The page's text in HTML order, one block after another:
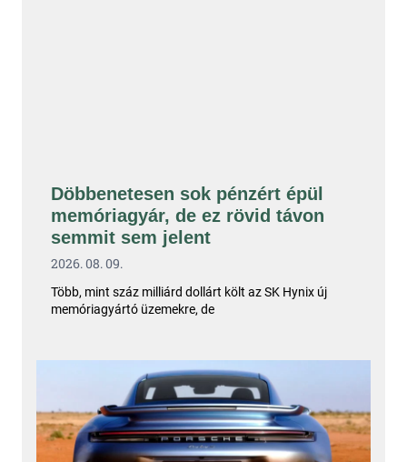
Döbbenetesen sok pénzért épül
memóriagyár, de ez rövid távon
semmit sem jelent
2026. 08. 09.
Több, mint száz milliárd dollárt költ az SK Hynix új
memóriagyártó üzemekre, de